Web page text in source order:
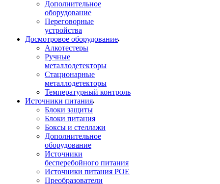
Дополнительное
оборудование
Переговорные
устройства
Досмотровое оборудование
Алкотестеры
Ручные
металлодетекторы
Стационарные
металлодетекторы
Температурный контроль
Источники питания
Блоки защиты
Блоки питания
Боксы и стеллажи
Дополнительное
оборудование
Источники
бесперебойного питания
Источники питания POE
Преобразователи